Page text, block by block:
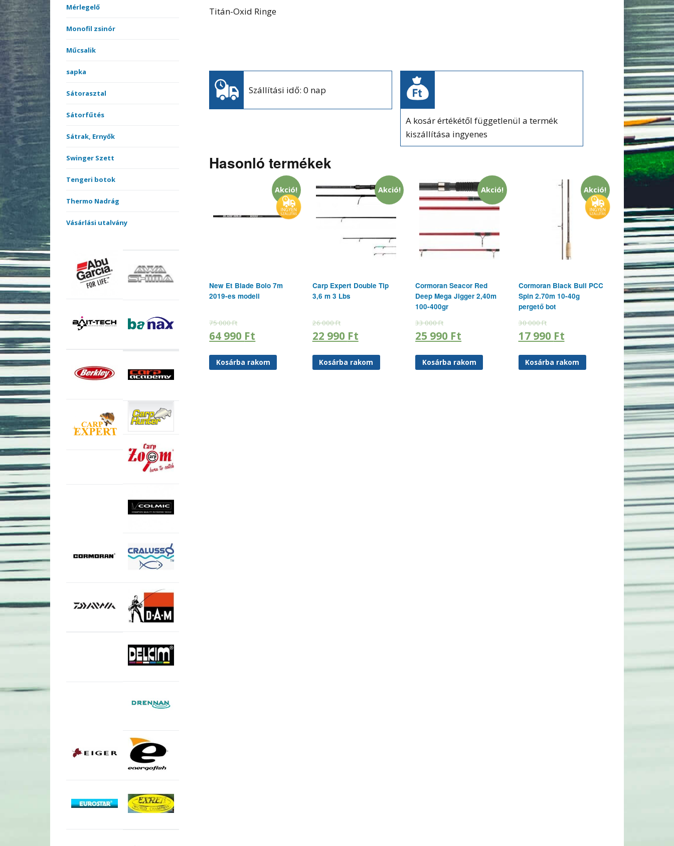
Mérlegelő
Monofil zsinór
Műcsalik
sapka
Sátorasztal
Sátorfűtés
Sátrak, Ernyők
Swinger Szett
Tengeri botok
Thermo Nadrág
Vásárlási utalvány
Titán-Oxid Ringe
Szállítási idő: 0 nap
A kosár értékétől függetlenül a termék
kiszállítása ingyenes
Hasonló termékek
Akció!
New Et Blade Bolo 7m
2019-es modell
75 000Ft
64 990 Ft
Kosárba rakom
Akció!
Carp Expert Double Tip
3,6 m 3 Lbs
26 000Ft
22 990 Ft
Kosárba rakom
Akció!
Cormoran Seacor Red
Deep Mega Jigger 2,40m
100-400gr
33 000Ft
25 990 Ft
Kosárba rakom
Akció!
Cormoran Black Bull PCC
Spin 2.70m 10-40g
pergető bot
30 000Ft
17 990 Ft
Kosárba rakom